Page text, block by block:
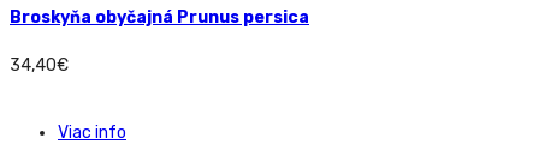
Broskyňa obyčajná Prunus persica
34,40€
Viac info